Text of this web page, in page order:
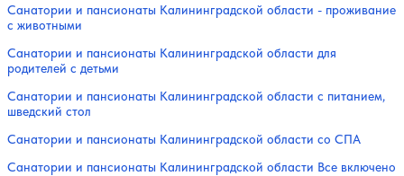
Санатории и пансионаты Калининградской области - проживание
с животными
Санатории и пансионаты Калининградской области для
родителей с детьми
Санатории и пансионаты Калининградской области с питанием,
шведский стол
Санатории и пансионаты Калининградской области со СПА
Санатории и пансионаты Калининградской области Все включено